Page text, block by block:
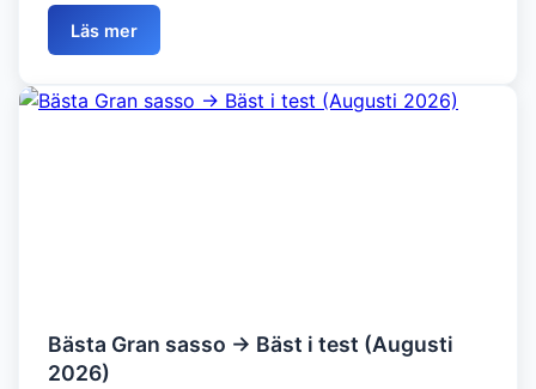
Läs mer
Bästa Gran sasso → Bäst i test (Augusti
2026)